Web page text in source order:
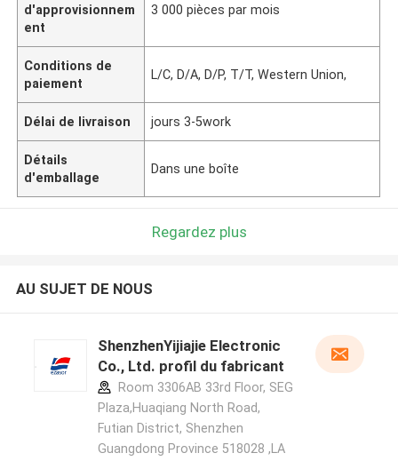
d'approvisionnem
ent
3 000 pièces par mois
Conditions de
paiement
L/C, D/A, D/P, T/T, Western Union,
Délai de livraison jours 3-5work
Détails
d'emballage
Dans une boîte
Regardez plus
AU SUJET DE NOUS
ShenzhenYijiajie Electronic
Co., Ltd. profil du fabricant
Room 3306AB 33rd Floor, SEG
Plaza,Huaqiang North Road,
Futian District, Shenzhen
Guangdong Province 518028 ,LA